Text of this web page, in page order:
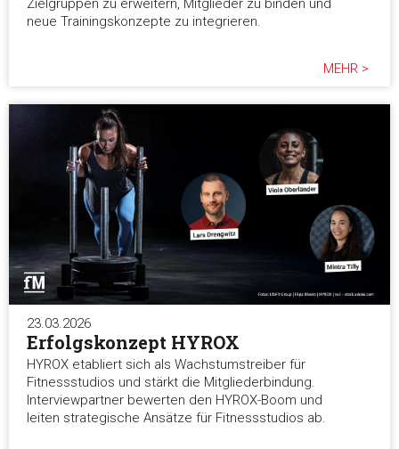
Zielgruppen zu erweitern, Mitglieder zu binden und
neue Trainingskonzepte zu integrieren.
MEHR >
23.03.2026
Erfolgskonzept HYROX
HYROX etabliert sich als Wachstumstreiber für
Fitnessstudios und stärkt die Mitgliederbindung.
Interviewpartner bewerten den HYROX-Boom und
leiten strategische Ansätze für Fitnessstudios ab.